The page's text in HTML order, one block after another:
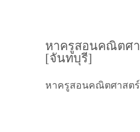
หาครูสอนคณิตศ
[จันทบุรี]
หาครูสอนคณิตศาสต